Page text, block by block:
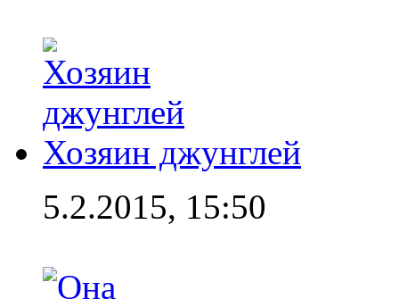
Хозяин джунглей
5.2.2015, 15:50